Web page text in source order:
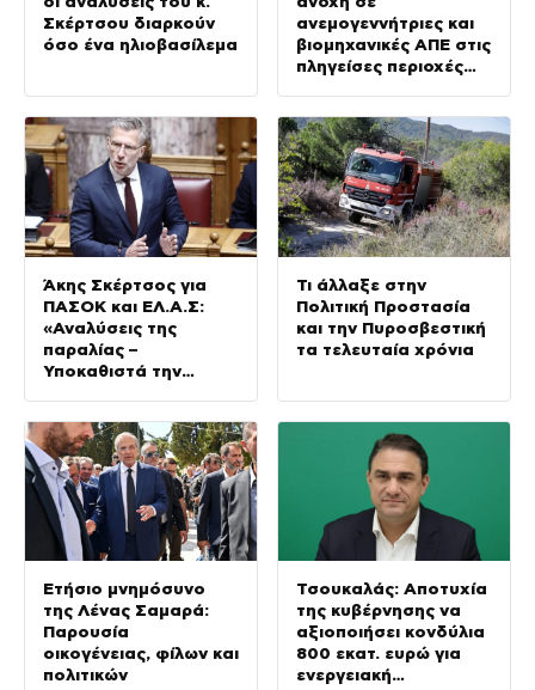
Σκέρτσου διαρκούν
όσο ένα ηλιοβασίλεμα
ανεμογεννήτριες και
βιομηχανικές ΑΠΕ στις
πληγείσες περιοχές
Άκης Σκέρτσος για
ΠΑΣΟΚ και ΕΛ.Α.Σ:
«Αναλύσεις της
παραλίας –
Υποκαθιστά την
προπαγάνδα»
Τι άλλαξε στην
Πολιτική Προστασία
και την Πυροσβεστική
τα τελευταία χρόνια
Ετήσιο μνημόσυνο
της Λένας Σαμαρά:
Παρουσία
οικογένειας, φίλων και
πολιτικών
Τσουκαλάς: Αποτυχία
της κυβέρνησης να
αξιοποιήσει κονδύλια
800 εκατ. ευρώ για
ενεργειακή